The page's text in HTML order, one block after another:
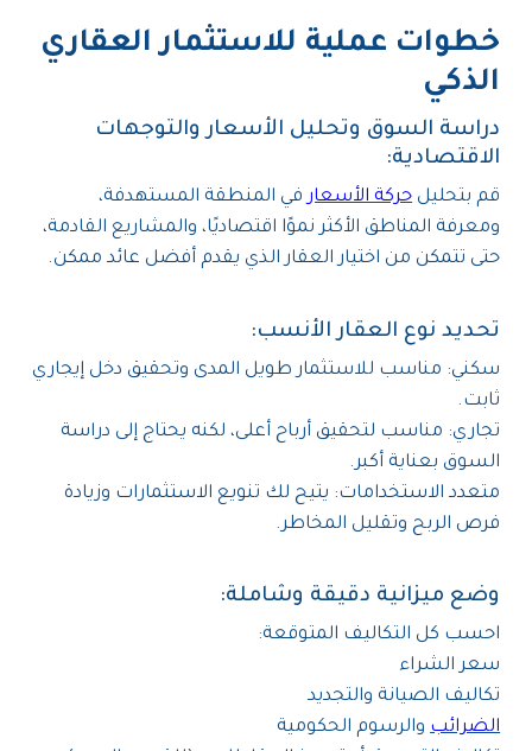
خطوات عملية للاستثمار العقاري
الذكي
دراسة السوق وتحليل الأسعار والتوجهات
الاقتصادية:
قم بتحليلحركة الأسعارفي المنطقة المستهدفة،
ومعرفة المناطق الأكثر نموًا اقتصاديًا، والمشاريع القادمة،
حتى تتمكن من اختيار العقار الذي يقدم أفضل عائد ممكن.
تحديد نوع العقار الأنسب:
سكني: مناسب للاستثمار طويل المدى وتحقيق دخل إيجاري
ثابت.
تجاري: مناسب لتحقيق أرباح أعلى، لكنه يحتاج إلى دراسة
السوق بعناية أكبر.
متعدد الاستخدامات: يتيح لك تنويع الاستثمارات وزيادة
فرص الربح وتقليل المخاطر.
وضع ميزانية دقيقة وشاملة:
احسب كل التكاليف المتوقعة:
سعر الشراء
تكاليف الصيانة والتجديد
الضرائبوالرسوم الحكومية